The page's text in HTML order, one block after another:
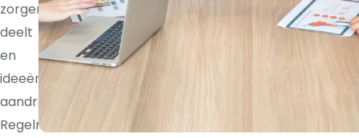
zorgen
deelt
en
ideeën
aandraagt.
Regelmatige